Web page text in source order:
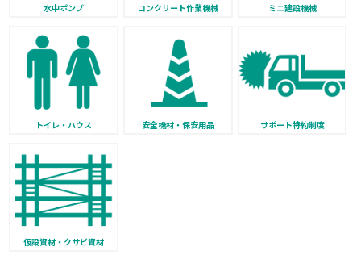
水中ポンプ コンクリート作業機械 ミニ建設機械
トイレ・ハウス 安全機材・保安用品 サポート特約制度
仮設資材・クサビ資材